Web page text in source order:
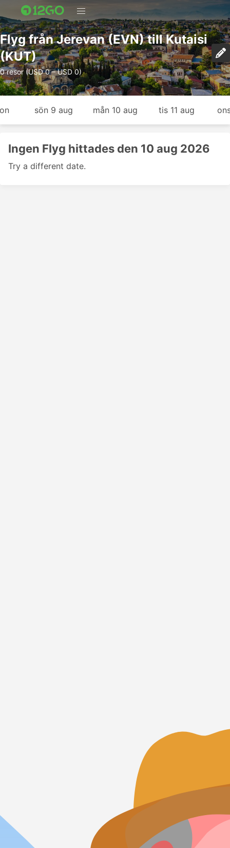
Flyg från Jerevan (EVN) till Kutaisi
(KUT)
0 resor (USD 0 – USD 0)
sön 9 aug mån 10 aug tis 11 aug
Ingen Flyg hittades den 10 aug 2026
Try a different date.